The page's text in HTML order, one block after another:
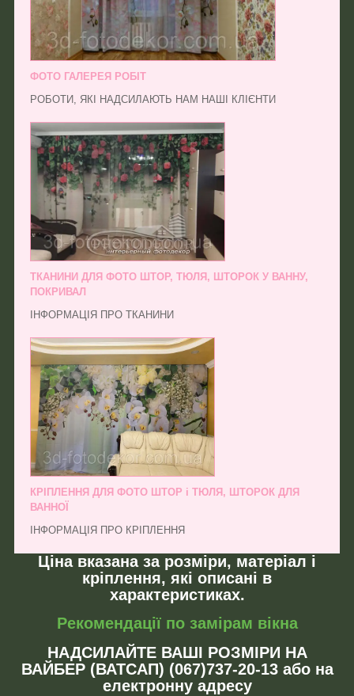
ФОТО ГАЛЕРЕЯ РОБІТ
РОБОТИ, ЯКІ НАДСИЛАЮТЬ НАМ НАШІ КЛІЄНТИ
ТКАНИНИ ДЛЯ ФОТО ШТОР, ТЮЛЯ, ШТОРОК У ВАННУ,
ПОКРИВАЛ
ІНФОРМАЦІЯ ПРО ТКАНИНИ
КРІПЛЕННЯ ДЛЯ ФОТО ШТОР і ТЮЛЯ, ШТОРОК ДЛЯ
ВАННОЇ
ІНФОРМАЦІЯ ПРО КРІПЛЕННЯ
Ціна вказана за розміри, матеріал і
кріплення, які описані в
характеристиках.
Рекомендації по замірам вікна
НАДСИЛАЙТЕ ВАШІ РОЗМІРИ НА
ВАЙБЕР (ВАТСАП) (067)737-20-13 або на
електронну адресу